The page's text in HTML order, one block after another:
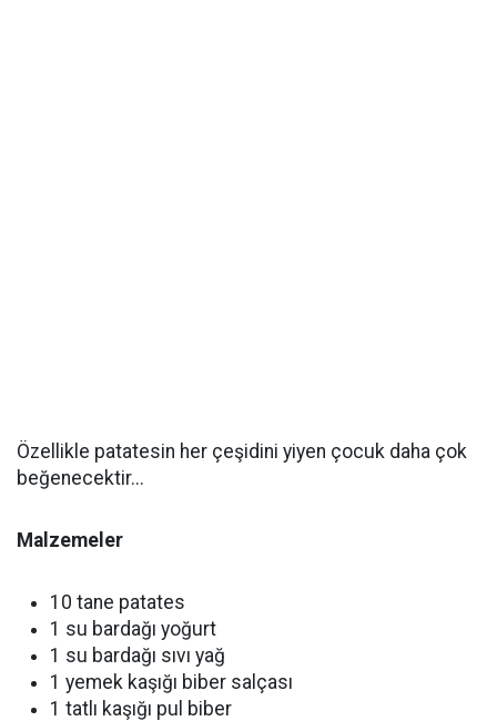
Özellikle patatesin her çeşidini yiyen çocuk daha çok
beğenecektir...
Malzemeler
10 tane patates
1 su bardağı yoğurt
1 su bardağı sıvı yağ
1 yemek kaşığı biber salçası
1 tatlı kaşığı pul biber